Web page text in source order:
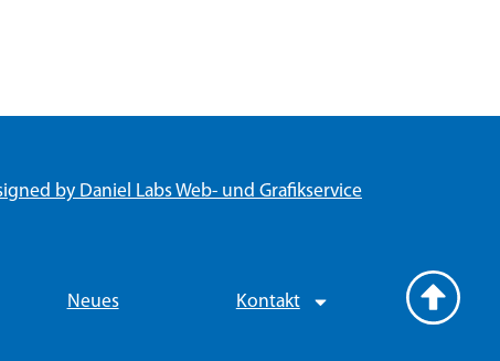
by Daniel Labs Web- und Grafikservice
Neues Kontakt